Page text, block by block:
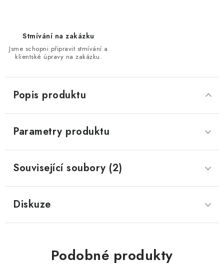
Stmívání na zakázku
Jsme schopni připravit stmívání a
klientské úpravy na zakázku.
Popis produktu
Parametry produktu
Související soubory (2)
Diskuze
Podobné produkty